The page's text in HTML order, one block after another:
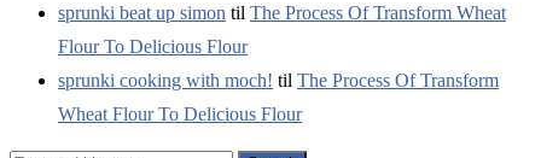
sprunki beat up simon til The Process Of Transform Wheat
Flour To Delicious Flour
sprunki cooking with moch! til The Process Of Transform
Wheat Flour To Delicious Flour